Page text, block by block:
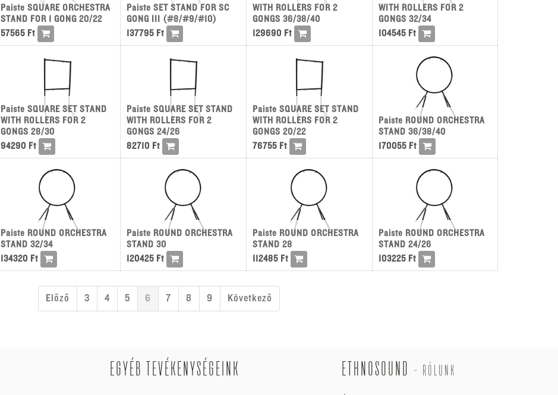
Paiste SQUARE ORCHESTRA
STAND FOR 1 GONG 20/22
57565Ft
Paiste SET STAND FOR SC
GONG III (#8/#9/#10)
137795Ft
WITH ROLLERS FOR 2
GONGS 36/38/40
129690 Ft
WITH ROLLERS FOR 2
GONGS 32/34
104545Ft
Paiste SQUARE SET STAND
WITH ROLLERS FOR 2
GONGS 28/30
94290 Ft
Paiste SQUARE SET STAND
WITH ROLLERS FOR 2
GONGS 24/26
82710 Ft
Paiste SQUARE SET STAND
WITH ROLLERS FOR 2
GONGS 20/22
76755Ft
Paiste ROUND ORCHESTRA
STAND 36/38/40
170055Ft
Paiste ROUND ORCHESTRA
STAND 32/34
134320 Ft
Paiste ROUND ORCHESTRA
STAND 30
120425Ft
Paiste ROUND ORCHESTRA
STAND 28
112485Ft
Paiste ROUND ORCHESTRA
STAND 24/26
103225Ft
Előző 3 4 5 6 7 8 9 Következő
EGYÉB TEVÉKENYSÉGEINK ETHNOSOUND - RÓLUNK